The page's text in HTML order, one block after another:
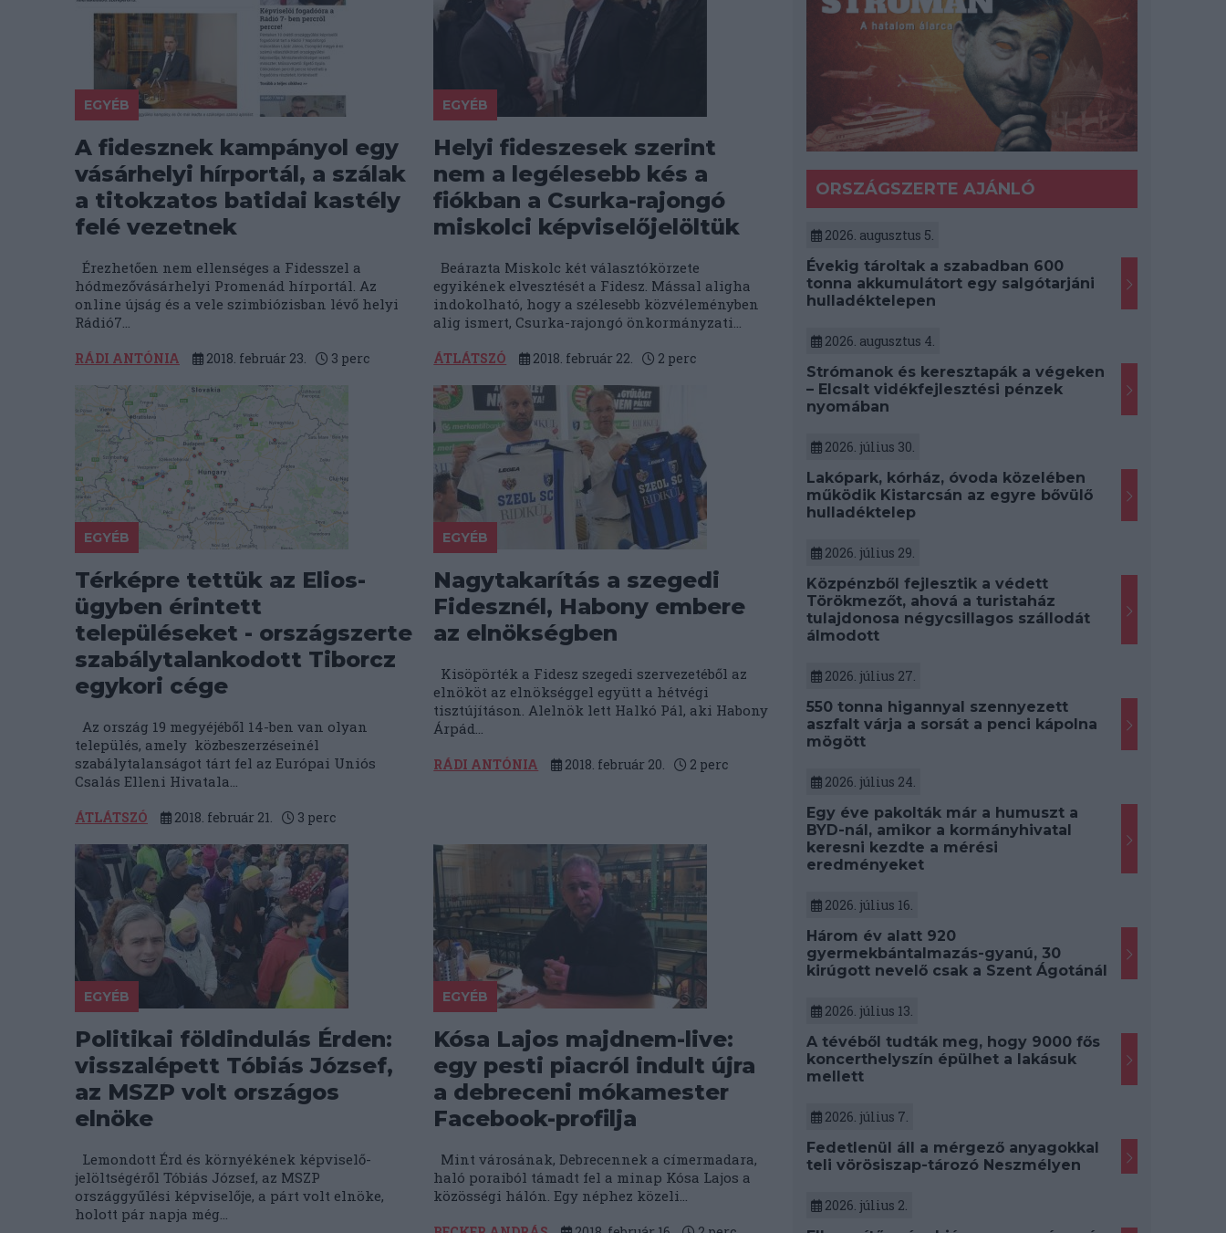
EGYÉB
A fidesznek kampányol egy
vásárhelyi hírportál, a szálak
a titokzatos batidai kastély
felé vezetnek
Érezhetően nem ellenséges a Fidesszel a
hódmezővásárhelyi Promenád hírportál. Az
online újság és a vele szimbiózisban lévő helyi
Rádió7...
RÁDI ANTÓNIA 2018. február 23. 3 perc
EGYÉB
Helyi fideszesek szerint
nem a legélesebb kés a
fiókban a Csurka-rajongó
miskolci képviselőjelöltük
Beárazta Miskolc két választókörzete
egyikének elvesztését a Fidesz. Mással aligha
indokolható, hogy a szélesebb közvéleményben
alig ismert, Csurka-rajongó önkormányzati...
ÁTLÁTSZÓ 2018. február 22. 2 perc
EGYÉB
Térképre tettük az Elios-
ügyben érintett
településeket - országszerte
szabálytalankodott Tiborcz
egykori cége
Az ország 19 megyéjéből 14-ben van olyan
település, amely közbeszerzéseinél
szabálytalanságot tárt fel az Európai Uniós
Csalás Elleni Hivatala...
ÁTLÁTSZÓ 2018. február 21. 3 perc
EGYÉB
Nagytakarítás a szegedi
Fidesznél, Habony embere
az elnökségben
Kisöpörték a Fidesz szegedi szervezetéből az
elnököt az elnökséggel együtt a hétvégi
tisztújításon. Alelnök lett Halkó Pál, aki Habony
Árpád...
RÁDI ANTÓNIA 2018. február 20. 2 perc
EGYÉB
Politikai földindulás Érden:
visszalépett Tóbiás József,
az MSZP volt országos
elnöke
Lemondott Érd és környékének képviselő-
jelöltségéről Tóbiás József, az MSZP
országgyűlési képviselője, a párt volt elnöke,
holott pár napja még...
EGYÉB
Kósa Lajos majdnem-live:
egy pesti piacról indult újra
a debreceni mókamester
Facebook-profilja
Mint városának, Debrecennek a címermadara,
haló poraiból támadt fel a minap Kósa Lajos a
közösségi hálón. Egy néphez közeli...
ORSZÁGSZERTE AJÁNLÓ
2026. augusztus 5.
Évekig tároltak a szabadban 600
tonna akkumulátort egy salgótarjáni
hulladéktelepen
2026. augusztus 4.
Strómanok és keresztapák a végeken
– Elcsalt vidékfejlesztési pénzek
nyomában
2026. július 30.
Lakópark, kórház, óvoda közelében
működik Kistarcsán az egyre bővülő
hulladéktelep
2026. július 29.
Közpénzből fejlesztik a védett
Törökmezőt, ahová a turistaház
tulajdonosa négycsillagos szállodát
álmodott
2026. július 27.
550 tonna higannyal szennyezett
aszfalt várja a sorsát a penci kápolna
mögött
2026. július 24.
Egy éve pakolták már a humuszt a
BYD-nál, amikor a kormányhivatal
keresni kezdte a mérési
eredményeket
2026. július 16.
Három év alatt 920
gyermekbántalmazás-gyanú, 30
kirúgott nevelő csak a Szent Ágotánál
2026. július 13.
A tévéből tudták meg, hogy 9000 fős
koncerthelyszín épülhet a lakásuk
mellett
2026. július 7.
Fedetlenül áll a mérgező anyagokkal
teli vörösiszap-tározó Neszmélyen
2026. július 2.